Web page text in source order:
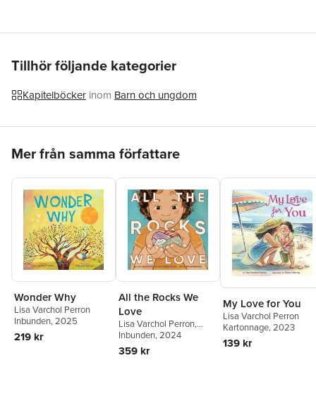
ISBN
9781506499215
Tillhör följande kategorier
Kapitelböcker inom Barn och ungdom
Mer från samma författare
Wonder Why
Lisa Varchol Perron
Inbunden, 2025
219 kr
All the Rocks We
Love
Lisa Varchol Perron,
Taylor Perron
Inbunden, 2024
359 kr
My Love for You
Lisa Varchol Perron
Kartonnage, 2023
139 kr